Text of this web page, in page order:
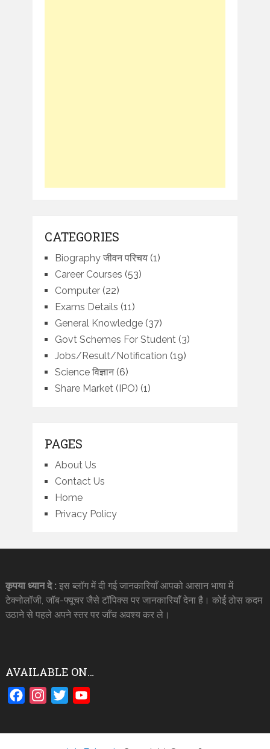
CATEGORIES
Biography जीवन परिचय(1)
Career Courses (53)
Computer(22)
Exams Details (11)
General Knowledge(37)
Govt Schemes For Student (3)
Jobs/Result/Notification (19)
Science विज्ञान(6)
Share Market (IPO) (1)
PAGES
About Us
Contact Us
Home
Privacy Policy
कृपया ध्यान दे : इस ब्लॉग में दी गई जानकारियाँ आपको आसान भाषा में
टेक्नोलॉजी, जॉब-फ्यूचर जैसे टॉपिक्स पर जानकारियाँ देना है। कोई ठोस कदम
उठाने से पहले अपने स्तर पर जाँच अवश्य कर ले।
AVAILABLE ON…
FacebookInstagram
Twitter